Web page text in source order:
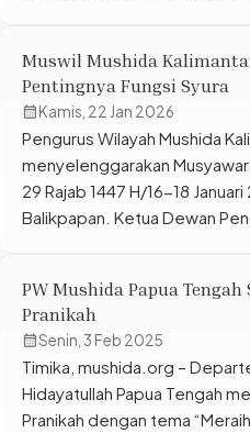
Utara, dan diikuti oleh 35
Pengurus Wilayah, Pengurus
serta anggota Muslimat
Muswil Mushida
Pentingnya Fungsi Syura
calendar_monthKamis, 22 Jan 2026
Pengurus Wilayah Mushida
menyelenggarakan
29 Rajab 1447 H/16-18
Balikpapan. Ketua Dewan
tersebut.‎‎Dalam
dengan mengajak seluruh
tingginya dinamika dan
PW Mushida Papua
Pranikah
calendar_monthSenin, 3 Feb 2025
Timika, mushida.org –
Hidayatullah Papua Tengah
Pranikah dengan tema